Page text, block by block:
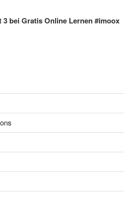
bei Gratis Online Lernen #imoox